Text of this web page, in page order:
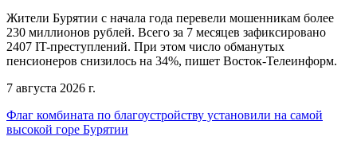
Жители Бурятии с начала года перевели мошенникам более
230 миллионов рублей. Всего за 7 месяцев зафиксировано
2407 IT-преступлений. При этом число обманутых
пенсионеров снизилось на 34%, пишет Восток-Телеинформ.
7 августа 2026 г.
Флаг комбината по благоустройству установили на самой
высокой горе Бурятии